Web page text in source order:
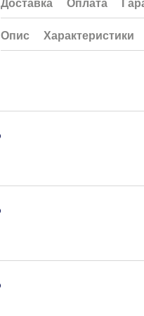
Доставка Оплата
Опис Характеристики